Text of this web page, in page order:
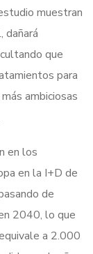
muestran
dañará
que
para
ambiciosas
en los
en la I+D de
de
2040, lo que
a 2.000